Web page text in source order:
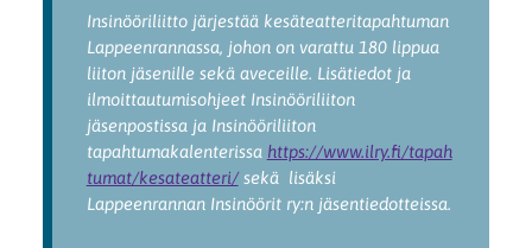
Insinööriliitto järjestää kesäteatteritapahtuman
Lappeenrannassa, johon on varattu 180 lippua
liiton jäsenille sekä aveceille. Lisätiedot ja
ilmoittautumisohjeet Insinööriliiton
jäsenpostissa ja Insinööriliiton
tapahtumakalenterissa https://www.ilry.fi/tapah
tumat/kesateatteri/sekä lisäksi
Lappeenrannan Insinöörit ry:n jäsentiedotteissa.